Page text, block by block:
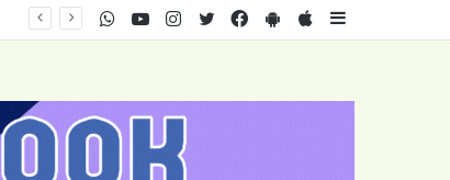
AppStore
PlayStore
Facebook
Twitter
Instagram
Youtube
WhatsApp